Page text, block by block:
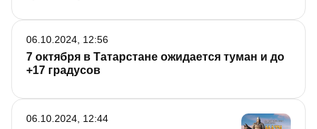
7 октября в Татарстане ожидается туман и до
+17 градусов
06.10.2024, 12:56
06.10.2024, 12:44